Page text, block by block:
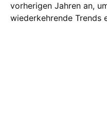
vorherigen Jahren an,
wiederkehrende Trends